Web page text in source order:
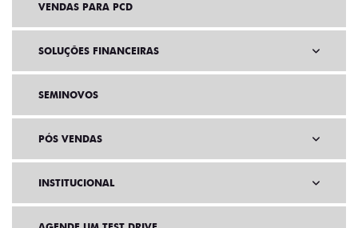
VENDAS PARA PCD
SOLUÇÕES FINANCEIRAS
SEMINOVOS
PÓS VENDAS
INSTITUCIONAL